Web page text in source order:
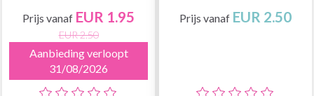
Prijs vanaf EUR 1.95
EUR 2.50
Aanbieding verloopt
31/08/2026
Prijs vanaf EUR 2.50